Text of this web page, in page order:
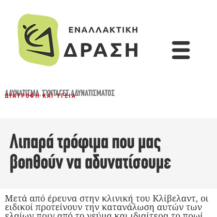
ΑΔΥΝΆΤΙΣΜΑ,ΣΥΝΤΑΓΈΣ ΑΔΥΝΑΤΊΣΜΑΤΟΣ
ΔΙΑΤΡΟΦΉ ΚΑΙ ΥΓΕΊΑ
Λιπαρά τρόφιμα που μας
βοηθούν να αδυνατίσουμε
Μετά από έρευνα στην κλινική του Κλίβελαντ, οι
ειδικοί προτείνουν την κατανάλωση αυτών των